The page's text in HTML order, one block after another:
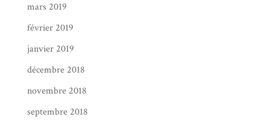
mars 2019
février 2019
janvier 2019
décembre 2018
novembre 2018
septembre 2018